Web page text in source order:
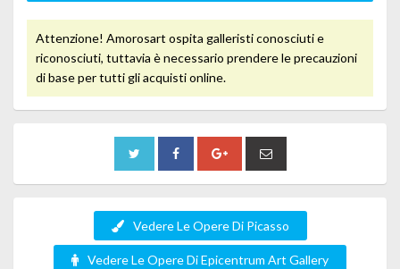
Attenzione! Amorosart ospita galleristi conosciuti e
riconosciuti, tuttavia è necessario prendere le precauzioni
di base per tutti gli acquisti online.
Vedere Le Opere Di Picasso
Vedere Le Opere Di Epicentrum Art Gallery